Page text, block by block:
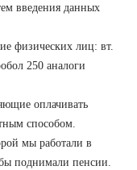
введения данных
физических лиц: вт.
250 аналоги
оплачивать
способом.
мы работали в
поднимали пенсии.